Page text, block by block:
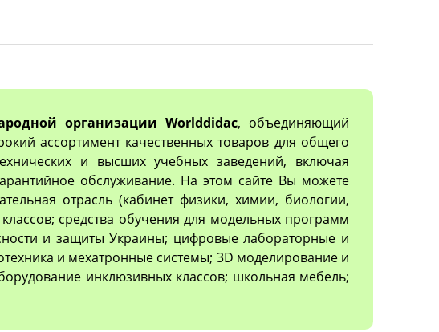
организации Worlddidac, объединяющий
ассортимент качественных товаров для общего
и высших учебных заведений, включая
обслуживание. На этом сайте Вы можете
отрасль (кабинет физики, химии, биологии,
средства обучения для модельных программ
и защиты Украины; цифровые лабораторные и
и мехатронные системы; 3D моделирование и
инклюзивных классов; школьная мебель;